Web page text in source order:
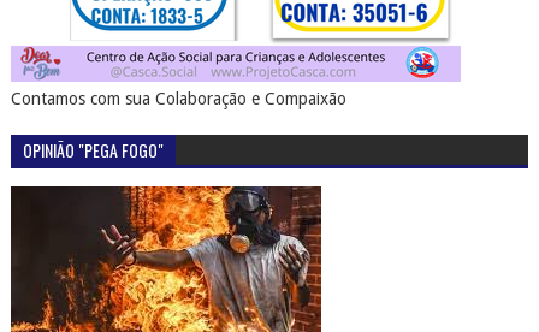
Contamos com sua Colaboração e Compaixão
OPINIÃO "PEGA FOGO"